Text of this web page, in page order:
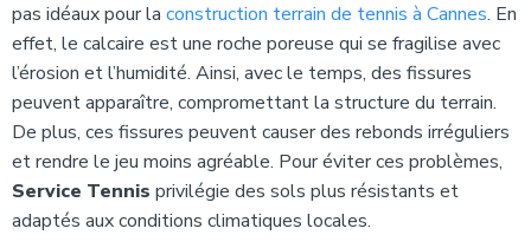
pas idéaux pour la construction terrain de tennis à Cannes. En
effet, le calcaire est une roche poreuse qui se fragilise avec
l’érosion et l’humidité. Ainsi, avec le temps, des fissures
peuvent apparaître, compromettant la structure du terrain.
De plus, ces fissures peuvent causer des rebonds irréguliers
et rendre le jeu moins agréable. Pour éviter ces problèmes,
Service Tennis privilégie des sols plus résistants et
adaptés aux conditions climatiques locales.